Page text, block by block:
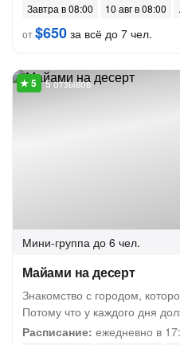
Завтра в 08:00
10 авг в 08:00
от$650 за всё до 7 чел.
5 отзывов
Мини-группа до 6 чел.
Майами на десерт
Знакомство с городом,
Потому что у каждого дня
Расписание: ежедневно в